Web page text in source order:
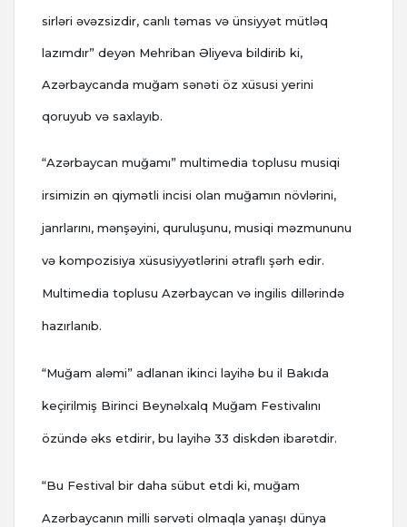
sirləri əvəzsizdir, canlı təmas və ünsiyyət mütləq
lazımdır” deyən Mehriban Əliyeva bildirib ki,
Azərbaycanda muğam sənəti öz xüsusi yerini
qoruyub və saxlayıb.
“Azərbaycan muğamı” multimedia toplusu musiqi
irsimizin ən qiymətli incisi olan muğamın növlərini,
janrlarını, mənşəyini, quruluşunu, musiqi məzmununu
və kompozisiya xüsusiyyətlərini ətraflı şərh edir.
Multimedia toplusu Azərbaycan və ingilis dillərində
hazırlanıb.
“Muğam aləmi” adlanan ikinci layihə bu il Bakıda
keçirilmiş Birinci Beynəlxalq Muğam Festivalını
özündə əks etdirir, bu layihə 33 diskdən ibarətdir.
“Bu Festival bir daha sübut etdi ki, muğam
Azərbaycanın milli sərvəti olmaqla yanaşı dünya